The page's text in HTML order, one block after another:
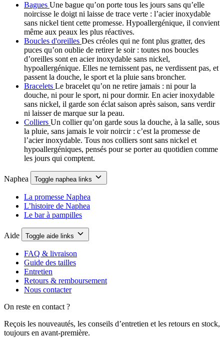
Bagues Une bague qu’on porte tous les jours sans qu’elle
noircisse le doigt ni laisse de trace verte : l’acier inoxydable
sans nickel tient cette promesse. Hypoallergénique, il convient
même aux peaux les plus réactives.
Boucles d'oreilles Des créoles qui ne font plus gratter, des
puces qu’on oublie de retirer le soir : toutes nos boucles
d’oreilles sont en acier inoxydable sans nickel,
hypoallergénique. Elles ne ternissent pas, ne verdissent pas, et
passent la douche, le sport et la pluie sans broncher.
Bracelets Le bracelet qu’on ne retire jamais : ni pour la
douche, ni pour le sport, ni pour dormir. En acier inoxydable
sans nickel, il garde son éclat saison après saison, sans verdir
ni laisser de marque sur la peau.
Colliers Un collier qu’on garde sous la douche, à la salle, sous
la pluie, sans jamais le voir noircir : c’est la promesse de
l’acier inoxydable. Tous nos colliers sont sans nickel et
hypoallergéniques, pensés pour se porter au quotidien comme
les jours qui comptent.
Naphea Toggle naphea links
La promesse Naphea
L’histoire de Naphea
Le bar à pampilles
Aide Toggle aide links
FAQ & livraison
Guide des tailles
Entretien
Retours & remboursement
Nous contacter
On reste en contact ?
Reçois les nouveautés, les conseils d’entretien et les retours en stock,
toujours en avant-première.